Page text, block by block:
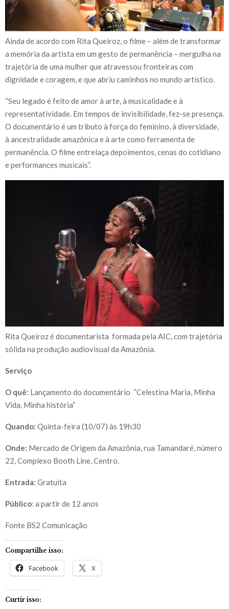
Ainda de acordo com Rita Queiroz, o filme – além de transformar
a memória da artista em um gesto de permanência – mergulha na
trajetória de uma mulher que atravessou fronteiras com
dignidade e coragem, e que abriu caminhos no mundo artístico.
“Seu legado é feito de amor à arte, à musicalidade e à
representatividade. Em tempos de invisibilidade, fez-se presença.
O documentário é um tributo à força do feminino, à diversidade,
à ancestralidade amazônica e à arte como ferramenta de
permanência. O filme entrelaça depoimentos, cenas do cotidiano
e performances musicais”.
Rita Queiroz é documentarista formada pela AIC, com trajetória
sólida na produção audiovisual da Amazônia.
Serviço
O quê: Lançamento do documentário “Celestina Maria, Minha
Vida, Minha história”
Quando: Quinta-feira (10/07) às 19h30
Onde: Mercado de Origem da Amazônia, rua Tamandaré, número
22, Complexo Booth Line, Centro.
Entrada: Gratuita
Público: a partir de 12 anos
Fonte BS2 Comunicação
Compartilhe isso:
Facebook X
Curtir isso: